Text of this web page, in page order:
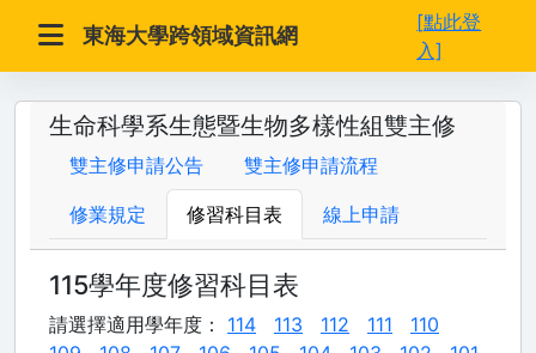
東海大學跨領域資訊網
[點此登
入]
生命科學系生態暨生物多樣性組雙主修
雙主修申請公告 雙主修申請流程
修業規定 修習科目表 線上申請
115學年度修習科目表
請選擇適用學年度： 114 113 112 111
110